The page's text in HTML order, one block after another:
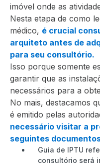
imóvel onde as
Nesta etapa de como
médico, é crucial
arquiteto antes de
para seu consultório.
Isso porque somente
garantir que as
necessários para a
No mais, destacamos
é emitido pelas
necessário visitar a
seguintes
Guia de IPTU
consultório será